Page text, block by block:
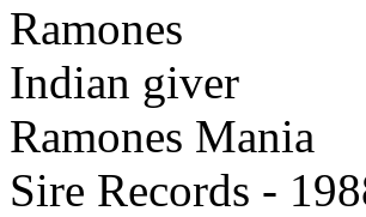
Ramones
Indian giver
Ramones Mania
Sire Records -